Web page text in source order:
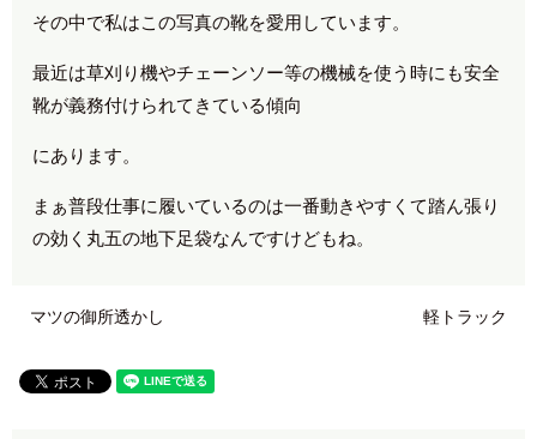
その中で私はこの写真の靴を愛用しています。
最近は草刈り機やチェーンソー等の機械を使う時にも安全
靴が義務付けられてきている傾向
にあります。
まぁ普段仕事に履いているのは一番動きやすくて踏ん張り
の効く丸五の地下足袋なんですけどもね。
マツの御所透かし 軽トラック